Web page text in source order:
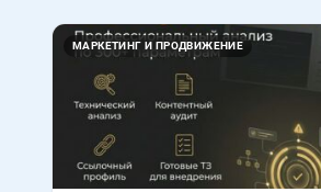
МАРКЕТИНГ И ПРОДВИЖЕНИЕ